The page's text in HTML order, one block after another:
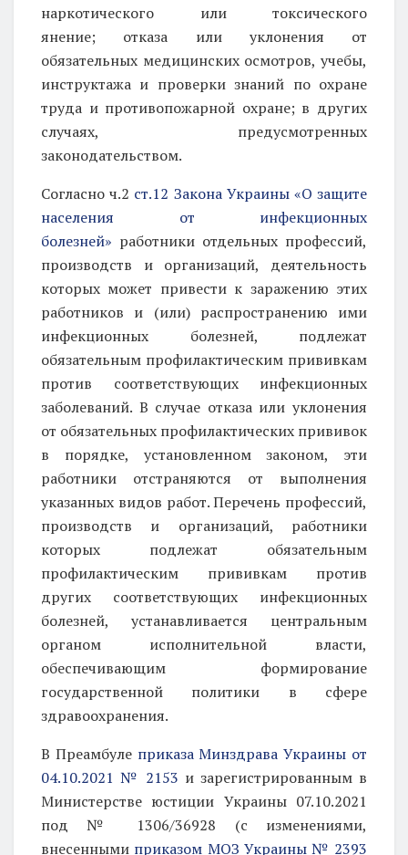
наркотического или токсического
янение; отказа или уклонения от
обязательных медицинских осмотров, учебы,
инструктажа и проверки знаний по охране
труда и противопожарной охране; в других
случаях, предусмотренных
законодательством.
Согласно ч.2 ст.12 Закона Украины «О защите
населения от инфекционных
болезней» работники отдельных профессий,
производств и организаций, деятельность
которых может привести к заражению этих
работников и (или) распространению ими
инфекционных болезней, подлежат
обязательным профилактическим прививкам
против соответствующих инфекционных
заболеваний. В случае отказа или уклонения
от обязательных профилактических прививок
в порядке, установленном законом, эти
работники отстраняются от выполнения
указанных видов работ. Перечень профессий,
производств и организаций, работники
которых подлежат обязательным
профилактическим прививкам против
других соответствующих инфекционных
болезней, устанавливается центральным
органом исполнительной власти,
обеспечивающим формирование
государственной политики в сфере
здравоохранения.
В Преамбуле приказа Минздрава Украины от
04.10.2021 № 2153 и зарегистрированным в
Министерстве юстиции Украины 07.10.2021
под № 1306/36928 (с изменениями,
внесенными приказом МОЗ Украины № 2393